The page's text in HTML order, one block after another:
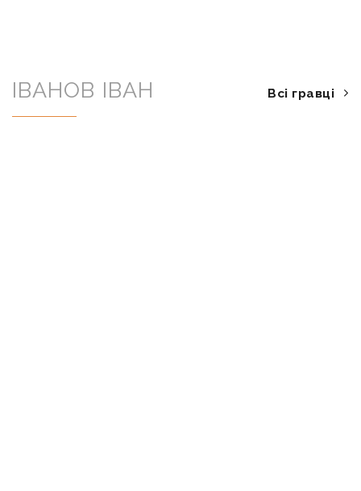
ІВАНОВ ІВАН Всі гравці